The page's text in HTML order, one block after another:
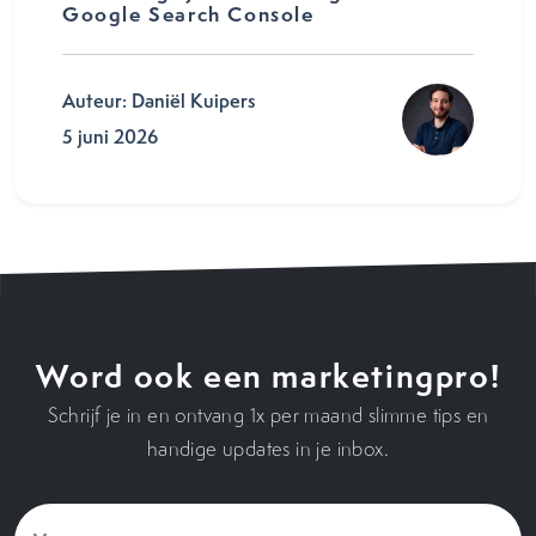
Google Search Console
Auteur: Daniël Kuipers
5 juni 2026
Word ook een marketingpro!
Schrijf je in en ontvang 1x per maand slimme tips en
handige updates in je inbox.
Voornaam